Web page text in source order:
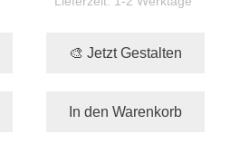
🎨 Jetzt Gestalten
In den Warenkorb